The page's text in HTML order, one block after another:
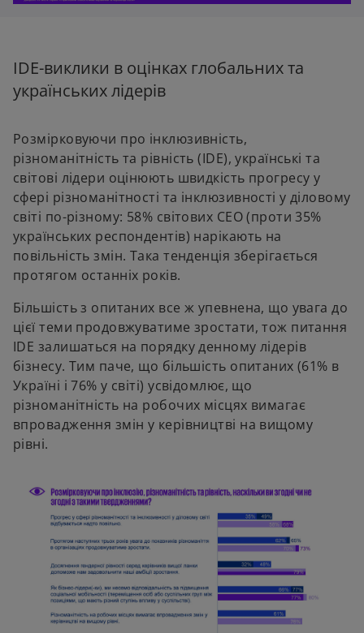
IDE-виклики в оцінках глобальних та
українських лідерів
Розмірковуючи про інклюзивність,
різноманітність та рівність (IDE), українські та
світові лідери оцінюють швидкість прогресу у
сфері різноманітності та інклюзивності у діловому
світі по-різному: 58% світових СЕО (проти 35%
українських респондентів) нарікають на
повільність змін. Така тенденція зберігається
протягом останніх років.
Більшість з опитаних все ж упевнена, що увага до
цієї теми продовжуватиме зростати, тож питання
IDE залишаться на порядку денному лідерів
бізнесу. Тим паче, що більшість опитаних (61% в
Україні і 76% у світі) усвідомлює, що
різноманітність на робочих місцях вимагає
впровадження змін у керівництві на вищому
рівні.